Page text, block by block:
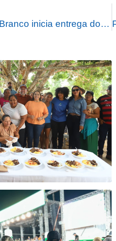
Prefeitura de Rio Branco inicia entrega dos carnês do IPTU 2025 com mudanças no parcelamento